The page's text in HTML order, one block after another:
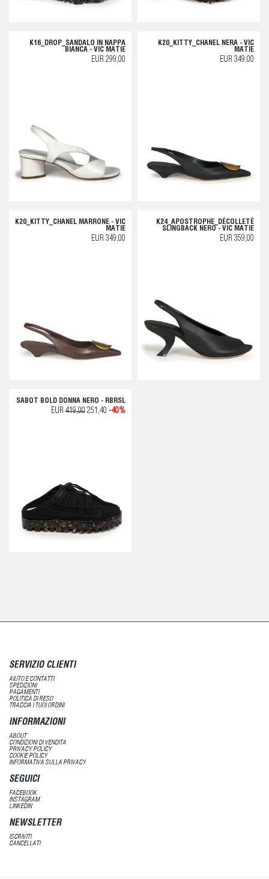
K16_DROP_SANDALO IN NAPPA
BIANCA - VIC MATIE
EUR 299,00
K20_KITTY_CHANEL NERA - VIC
MATIE
EUR 349,00
K20_KITTY_CHANEL MARRONE - VIC
MATIE
EUR 349,00
K24_APOSTROPHE_DÉCOLLETÉ
SLINGBACK NERO - VIC MATIE
EUR 359,00
SABOT BOLD DONNA NERO - RBRSL
EUR 419,00 251,40 -40%
SERVIZIO CLIENTI
AIUTO E CONTATTI
SPEDIZIONI
PAGAMENTI
POLITICA DI RESO
TRACCIA I TUOI ORDINI
INFORMAZIONI
ABOUT
CONDIZIONI DI VENDITA
PRIVACY POLICY
COOKIE POLICY
INFORMATIVA SULLA PRIVACY
SEGUICI
FACEBOOK
INSTAGRAM
LINKEDIN
NEWSLETTER
ISCRIVITI
CANCELLATI